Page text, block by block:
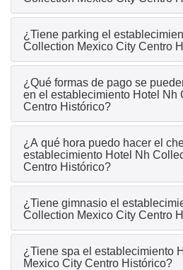
¿Tiene parking el
Collection Mexico City Centro
¿Qué formas de pago se
en el establecimiento Hotel Nh
Centro Histórico?
¿A qué hora puedo hacer el
establecimiento Hotel Nh
Centro Histórico?
¿Tiene gimnasio el
Collection Mexico City Centro
¿Tiene spa el establecimiento
Mexico City Centro Histórico?